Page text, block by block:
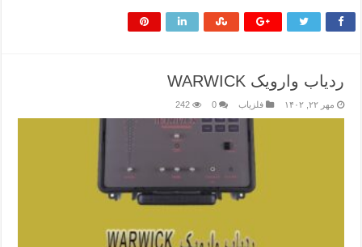
ردیاب وارویک WARWICK
مهر ۲۲, ۱۴۰۲ فلزیاب 0
242